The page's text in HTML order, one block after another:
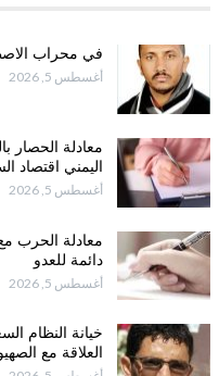
في محراب
أغسطس 5, 2026
معادلة الحصار
اليمني اقتصاد
أغسطس 5, 2026
معادلة الحرب
دائمة للعدو
أغسطس 5, 2026
خيانة النظام
العلاقة مع